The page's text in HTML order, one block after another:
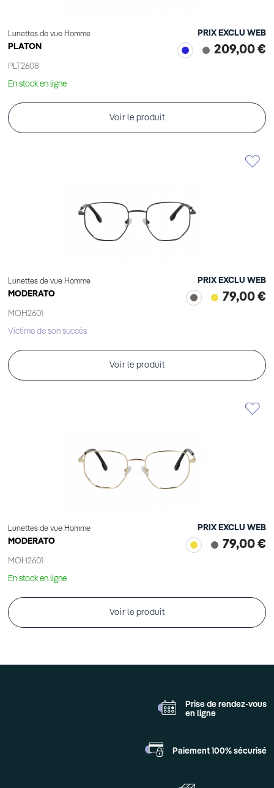
Lunettes de vue Homme
PLATON
PLT2608
PRIX EXCLU WEB
209,00 €
En stock en ligne
Voir le produit
Lunettes de vue Homme
MODERATO
MOH2601
PRIX EXCLU WEB
79,00 €
Victime de son succès
Voir le produit
Lunettes de vue Homme
MODERATO
MOH2601
PRIX EXCLU WEB
79,00 €
En stock en ligne
Voir le produit
Prise de rendez-vous
en ligne
Paiement 100% sécurisé